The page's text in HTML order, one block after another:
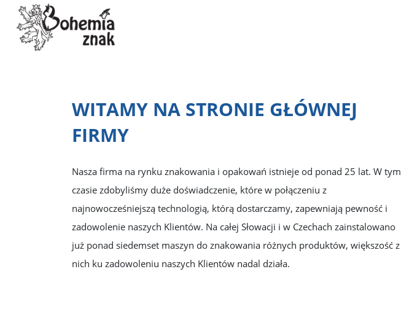
WITAMY NA STRONIE GŁÓWNEJ
FIRMY
Nasza firma na rynku znakowania i opakowań istnieje od ponad 25 lat. W tym
czasie zdobyliśmy duże doświadczenie, które w połączeniu z
najnowocześniejszą technologią, którą dostarczamy, zapewniają pewność i
zadowolenie naszych Klientów. Na całej Słowacji i w Czechach zainstalowano
już ponad siedemset maszyn do znakowania różnych produktów, większość z
nich ku zadowoleniu naszych Klientów nadal działa.